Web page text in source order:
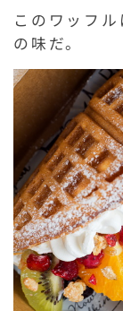
このワッフ
の味だ。